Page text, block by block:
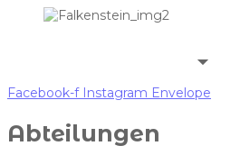
Facebook-f Instagram Envelope
Abteilungen